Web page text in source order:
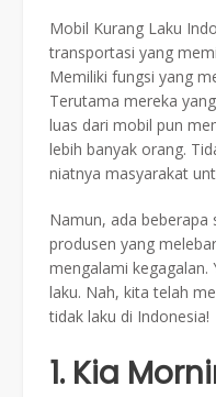
Mobil Kurang Laku
transportasi yang
Memiliki fungsi yang
Terutama mereka
luas dari mobil pun
lebih banyak orang.
niatnya masyarakat
Namun, ada beberapa
produsen yang
mengalami kegagalan.
laku. Nah, kita telah
tidak laku di Indonesia!
1. Kia